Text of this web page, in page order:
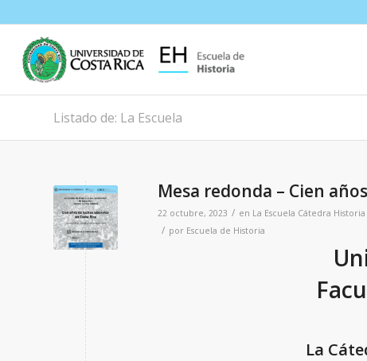
Listado de: La Escuela
Mesa redonda – Cien
22 octubre, 2023 / en La Escuela Cátedra
/ por Escuela de Historia
La